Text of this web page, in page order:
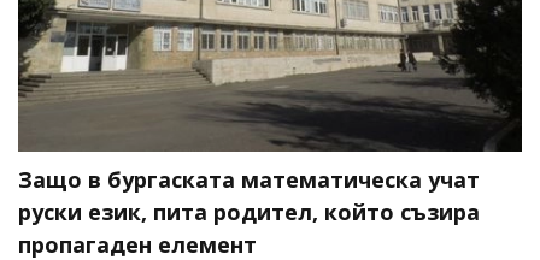
Защо в бургаската математическа учат
руски език, пита родител, който съзира
пропагаден елемент